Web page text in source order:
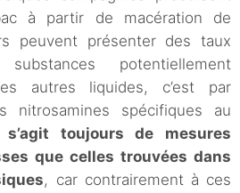
à partir de macération de
peuvent présenter des taux
potentiellement
autres liquides, c’est par
nitrosamines spécifiques au
toujours de mesures
que celles trouvées dans
, car contrairement à ces